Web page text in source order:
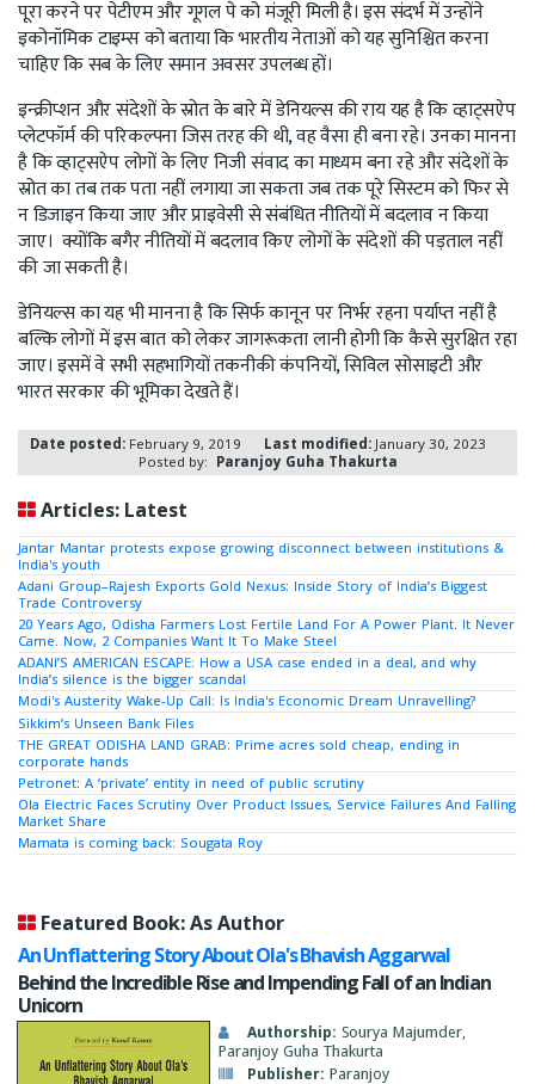
पूरा करने पर पेटीएम और गूगल पे को मंजूरी मिली है। इस संदर्भ में उन्होंने
इकोनॉमिक टाइम्स को बताया कि भारतीय नेताओं को यह सुनिश्चित करना
चाहिए कि सब के लिए समान अवसर उपलब्ध हों।
इन्क्रीप्शन और संदेशों के स्रोत के बारे में डेनियल्स की राय यह है कि व्हाट्सऐप
प्लेटफॉर्म की परिकल्पना जिस तरह की थी, वह वैसा ही बना रहे। उनका मानना
है कि व्हाट्सऐप लोगों के लिए निजी संवाद का माध्यम बना रहे और संदेशों के
स्रोत का तब तक पता नहीं लगाया जा सकता जब तक पूरे सिस्टम को फिर से
न डिजाइन किया जाए और प्राइवेसी से संबंधित नीतियों में बदलाव न किया
जाए। क्योंकि बगैर नीतियों में बदलाव किए लोगों के संदेशों की पड़ताल नहीं
की जा सकती है।
डेनियल्स का यह भी मानना है कि सिर्फ कानून पर निर्भर रहना पर्याप्त नहीं है
बल्कि लोगों में इस बात को लेकर जागरूकता लानी होगी कि कैसे सुरक्षित रहा
जाए। इसमें वे सभी सहभागियों तकनीकी कंपनियों, सिविल सोसाइटी और
भारत सरकार की भूमिका देखते हैं।
Date posted: February 9, 2019 Last modified: January 30, 2023
Posted by: Paranjoy Guha Thakurta
Articles: Latest
Jantar Mantar protests expose growing disconnect between institutions &
India's youth
Adani Group–Rajesh Exports Gold Nexus: Inside Story of India’s Biggest
Trade Controversy
20 Years Ago, Odisha Farmers Lost Fertile Land For A Power Plant. It Never
Came. Now, 2 Companies Want It To Make Steel
ADANI’S AMERICAN ESCAPE: How a USA case ended in a deal, and why
India’s silence is the bigger scandal
Modi's Austerity Wake-Up Call: Is India's Economic Dream Unravelling?
Sikkim’s Unseen Bank Files
THE GREAT ODISHA LAND GRAB: Prime acres sold cheap, ending in
corporate hands
Petronet: A ‘private’ entity in need of public scrutiny
Ola Electric Faces Scrutiny Over Product Issues, Service Failures And Falling
Market Share
Mamata is coming back: Sougata Roy
Featured Book: As Author
An Unflattering Story About Ola's Bhavish Aggarwal
Behind the Incredible Rise and Impending Fall of an Indian
Unicorn
Authorship: Sourya Majumder,
Paranjoy Guha Thakurta
Publisher: Paranjoy